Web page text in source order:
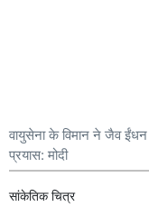
वायुसेना के विमान ने जैव
प्रयास: मोदी
सांकेतिक चित्र